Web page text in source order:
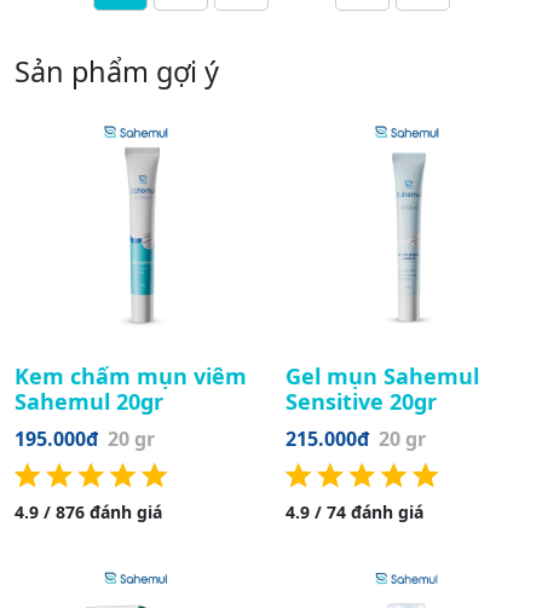
Sản phẩm gợi ý
Kem chấm mụn viêm
Sahemul 20gr
195.000đ 20 gr
4.9 / 876 đánh giá
Gel mụn Sahemul
Sensitive 20gr
215.000đ 20 gr
4.9 / 74 đánh giá